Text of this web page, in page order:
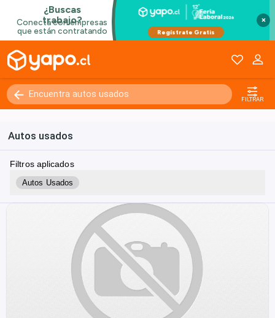
×
FILTRAR
Autos usados
Filtros aplicados
Autos Usados